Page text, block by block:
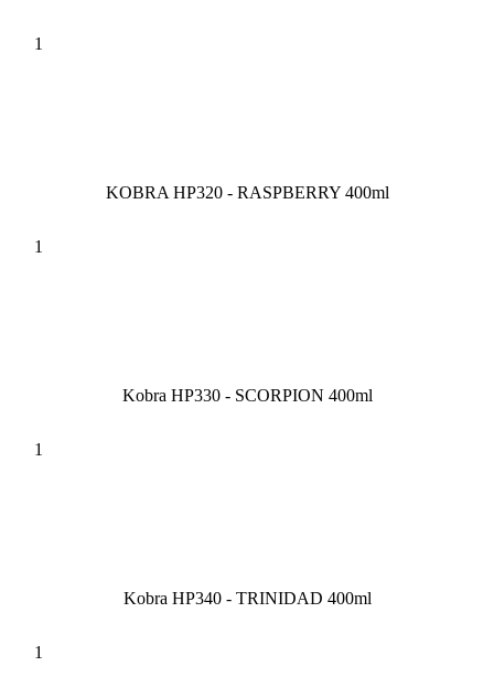
KOBRA HP320 - RASPBERRY 400ml
Kobra HP330 - SCORPION 400ml
Kobra HP340 - TRINIDAD 400ml